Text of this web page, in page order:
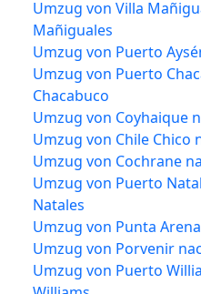
Umzug von Villa
Mañiguales
Umzug von Puerto
Umzug von Puerto
Chacabuco
Umzug von Coyhaique
Umzug von Chile Chico
Umzug von Cochrane
Umzug von Puerto
Natales
Umzug von Punta
Umzug von Porvenir
Umzug von Puerto